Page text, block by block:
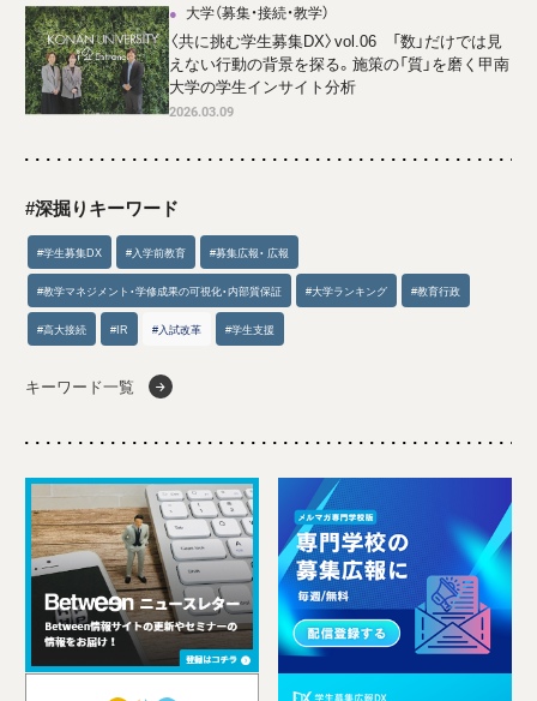
大学（募集・接続・教学）
〈共に挑む学生募集DX〉vol.06 「数」だけでは見
えない行動の背景を探る。施策の「質」を磨く甲南
大学の学生インサイト分析
2026.03.09
#深掘りキーワード
#学生募集DX #入学前教育 #募集広報・ 広報
#教学マネジメント・学修成果の可視化・内部質保証 #大学ランキング #教育行政
#高大接続 #IR #入試改革 #学生支援
キーワード一覧